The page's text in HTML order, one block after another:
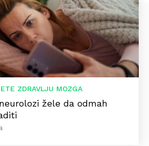
ZDRAVLJU MOZGA
žele da odmah